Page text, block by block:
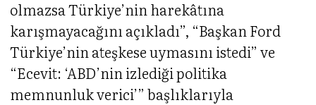
olmazsa Türkiye’nin harekâtına
karışmayacağını açıkladı”, “Başkan Ford
Türkiye’nin ateşkese uymasını istedi” ve
“Ecevit: ‘ABD’nin izlediği politika
memnunluk verici’” başlıklarıyla